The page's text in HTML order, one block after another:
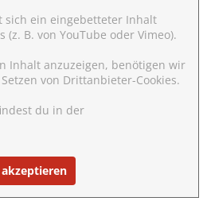
sich ein eingebetteter Inhalt
B. von YouTube oder Vimeo).
Inhalt anzuzeigen, benötigen wir
von Drittanbieter-Cookies.
du in der